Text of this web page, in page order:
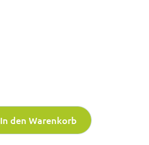
In den Warenkorb